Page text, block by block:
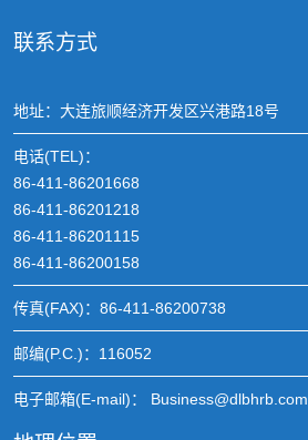
联系方式
地址：大连旅顺经济开发区兴港路18号
电话(TEL)：
86-411-86201668
86-411-86201218
86-411-86201115
86-411-86200158
传真(FAX)：86-411-86200738
邮编(P.C.)：116052
电子邮箱(E-mail)： Business@dlbhrb.com